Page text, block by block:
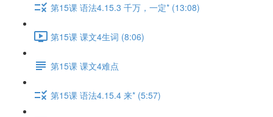
第15课 语法4.15.3 千万，一定* (13:08)
第15课 课文4生词 (8:06)
第15课 课文4难点
第15课 语法4.15.4 来* (5:57)